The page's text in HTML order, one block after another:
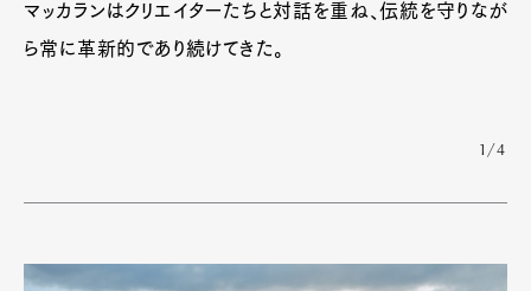
マッカランはクリエイターたちと対話を重ね、伝統を守りなが
ら常に革新的であり続けてきた。
1/4